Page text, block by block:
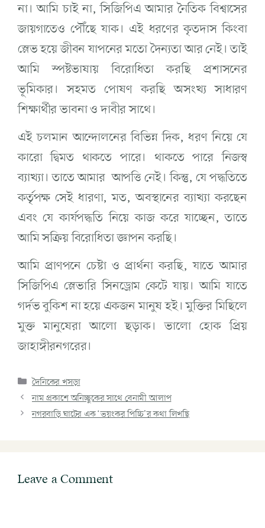
না। আমি চাই না, সিজিপিএ আমার নৈতিক বিশ্বাসের
জায়গাতেও পৌঁছে যাক। এই ধরণের কৃতদাস কিংবা
স্লেভ হয়ে জীবন যাপনের মতো দৈন্যতা আর নেই। তাই
আমি স্পষ্টভাষায় বিরোধিতা করছি প্রশাসনের
ভূমিকার। সহমত পোষণ করছি অসংখ্য সাধারণ
শিক্ষার্থীর ভাবনা ও দাবীর সাথে।
এই চলমান আন্দোলনের বিভিন্ন দিক, ধরণ নিয়ে যে
কারো দ্বিমত থাকতে পারে। থাকতে পারে নিজস্ব
ব্যাখ্যা। তাতে আমার আপত্তি নেই। কিন্তু, যে পদ্ধতিতে
কর্তৃপক্ষ সেই ধারণা, মত, অবস্থানের ব্যাখ্যা করছেন
এবং যে কার্যপদ্ধতি নিয়ে কাজ করে যাচ্ছেন, তাতে
আমি সক্রিয় বিরোধিতা জ্ঞাপন করছি।
আমি প্রাণপনে চেষ্টা ও প্রার্থনা করছি, যাতে আমার
সিজিপিএ স্লেভারি সিনড্রোম কেটে যায়। আমি যাতে
গর্দভ বুকিশ না হয়ে একজন মানুষ হই। মুক্তির মিছিলে
মুক্ত মানুষেরা আলো ছড়াক। ভালো হোক প্রিয়
জাহাঙ্গীরনগরের।
দৈনিকের খসড়া
নাম প্রকাশে অনিচ্ছুকের সাথে বেনামী আলাপ
নগরবাড়ি ঘাটের এক ‘ভয়ংকর পিচ্চি’র কথা লিখছি
Leave a Comment